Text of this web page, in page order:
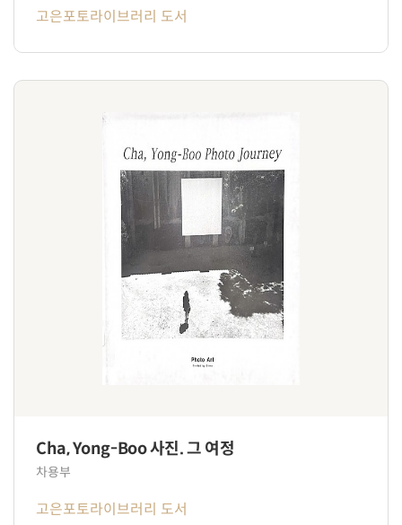
고은포토라이브러리 도서
Cha, Yong-Boo 사진. 그 여정
차용부
고은포토라이브러리 도서